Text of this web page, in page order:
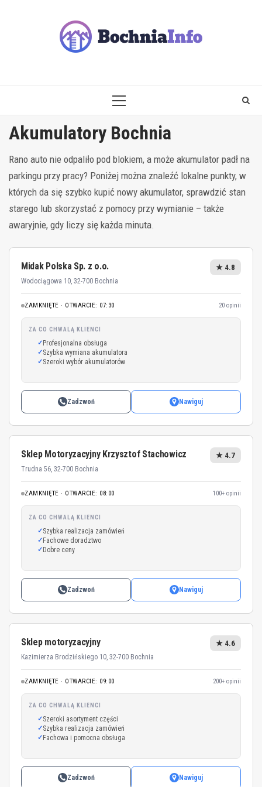
PRIMARY
Akumulatory Bochnia
Rano auto nie odpaliło pod blokiem, a może akumulator padł na
parkingu przy pracy? Poniżej można znaleźć lokalne punkty, w
których da się szybko kupić nowy akumulator, sprawdzić stan
starego lub skorzystać z pomocy przy wymianie – także
awaryjnie, gdy liczy się każda minuta.
Midak Polska Sp. z o.o.
Wodociągowa 10, 32-700 Bochnia
★ 4.8
ZAMKNIĘTE · OTWARCIE: 07:30 20 opinii
ZA CO CHWALĄ KLIENCI
Profesjonalna obsługa
Szybka wymiana akumulatora
Szeroki wybór akumulatorów
Zadzwoń Nawiguj
Sklep Motoryzacyjny Krzysztof Stachowicz
Trudna 56, 32-700 Bochnia
★ 4.7
ZAMKNIĘTE · OTWARCIE: 08:00 100+ opinii
ZA CO CHWALĄ KLIENCI
Szybka realizacja zamówień
Fachowe doradztwo
Dobre ceny
Zadzwoń Nawiguj
Sklep motoryzacyjny
Kazimierza Brodzińskiego 10, 32-700 Bochnia
★ 4.6
ZAMKNIĘTE · OTWARCIE: 09:00 200+ opinii
ZA CO CHWALĄ KLIENCI
Szeroki asortyment części
Szybka realizacja zamówień
Fachowa i pomocna obsługa
Zadzwoń Nawiguj